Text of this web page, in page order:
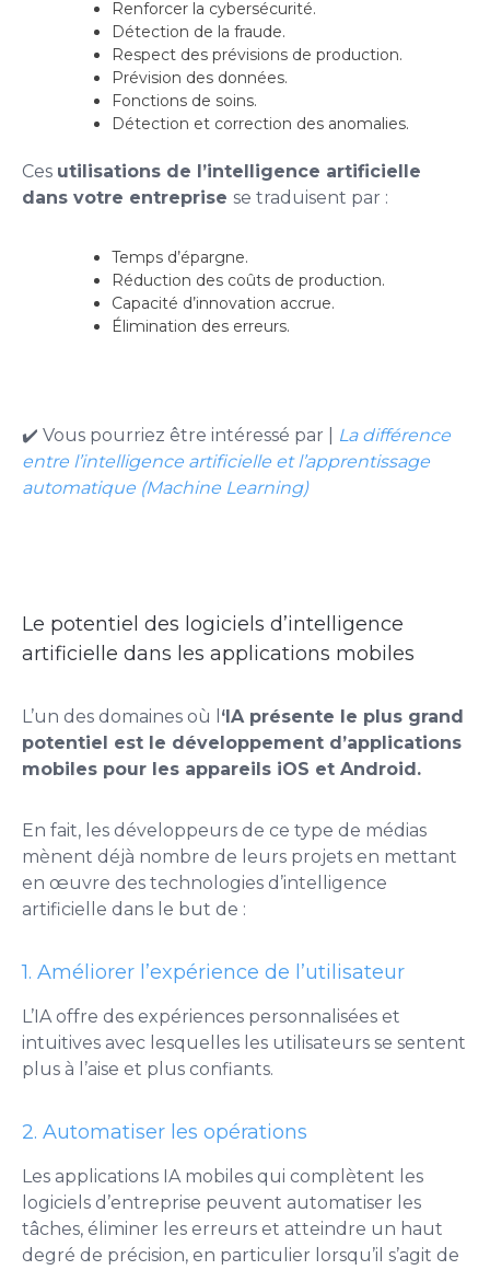
Renforcer la cybersécurité.
Détection de la fraude.
Respect des prévisions de production.
Prévision des données.
Fonctions de soins.
Détection et correction des anomalies.
Ces utilisations de l’intelligence artificielle
dans votre entreprise se traduisent par :
Temps d’épargne.
Réduction des coûts de production.
Capacité d’innovation accrue.
Élimination des erreurs.
✔️ Vous pourriez être intéressé par |
La différence
entre l’intelligence artificielle et l’apprentissage
automatique (Machine Learning)
Le potentiel des logiciels d’intelligence
artificielle dans les applications mobiles
L’un des domaines où l ‘IA présente le plus grand
potentiel est le développement d’applications
mobiles pour les appareils iOS et Android.
En fait, les développeurs de ce type de médias
mènent déjà nombre de leurs projets en mettant
en œuvre des technologies d’intelligence
artificielle dans le but de :
1. Améliorer l’expérience de l’utilisateur
L’IA offre des expériences personnalisées et
intuitives avec lesquelles les utilisateurs se sentent
plus à l’aise et plus confiants.
2. Automatiser les opérations
Les applications IA mobiles qui complètent les
logiciels d’entreprise peuvent automatiser les
tâches, éliminer les erreurs et atteindre un haut
degré de précision, en particulier lorsqu’il s’agit de